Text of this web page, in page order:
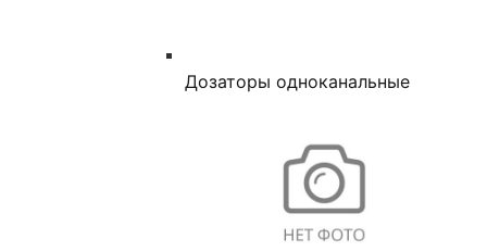
Дозаторы одноканальные